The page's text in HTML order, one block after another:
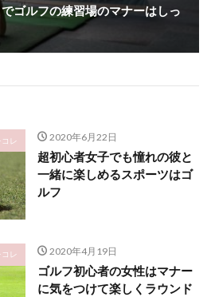
ゴルフの練習場のマナーはしっ
レ 2020年6月22日
超初心者女子でも憧れの彼と
一緒に楽しめるスポーツはゴ
ルフ
レ 2020年4月19日
ゴルフ初心者の女性はマナー
に気をつけて楽しくラウンド